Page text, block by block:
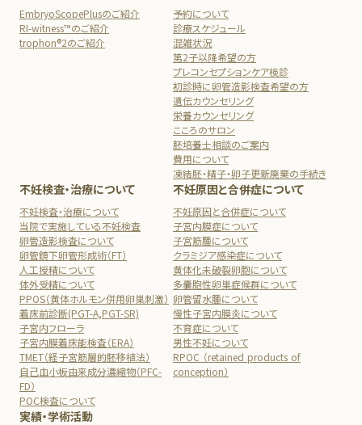
EmbryoScopePlusのご紹介
RI-witness™のご紹介
trophon®2のご紹介
予約について
診療スケジュール
混雑状況
第2子以降希望の方
プレコンセプションケア検診
初診時に卵管造影検査希望の方
遺伝カウンセリング
栄養カウンセリング
こころのサロン
胚培養士相談のご案内
費用について
凍結胚・精子・卵子更新廃棄の手続き
不妊検査・治療について
不妊検査・治療について
当院で実施している不妊検査
卵管造影検査について
卵管鏡下卵管形成術（FT）
人工授精について
体外受精について
PPOS（黄体ホルモン併用卵巣刺激）
着床前診断(PGT-A,PGT-SR)
子宮内フローラ
子宮内膜着床能検査（ERA）
TMET（経子宮筋層的胚移植法）
自己血小板由来成分濃縮物（PFC-
FD）
POC検査について
不妊原因と合併症について
不妊原因と合併症について
子宮内膜症について
子宮筋腫について
クラミジア感染症について
黄体化未破裂卵胞について
多嚢胞性卵巣症候群について
卵管留水腫について
慢性子宮内膜炎について
不育症について
男性不妊について
RPOC （retained products of
conception）
実績・学術活動